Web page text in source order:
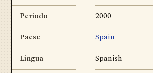
Periodo
2000
Paese
Spain
Lingua
Spanish